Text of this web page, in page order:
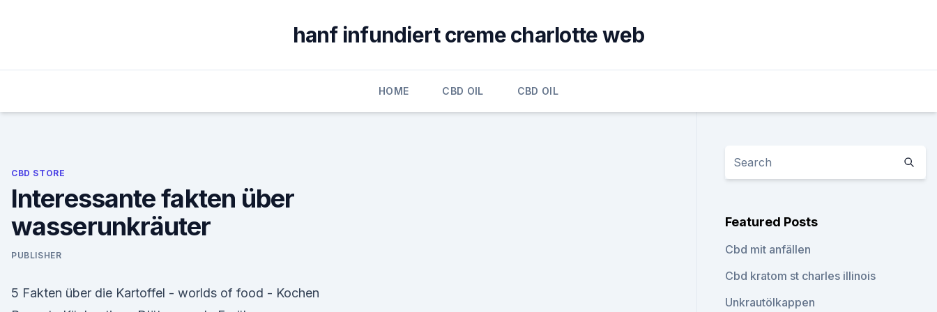
hanf infundiert creme charlotte web
HOME CBD OIL CBD OIL
CBD STORE
Interessante fakten über
wasserunkräuter
PUBLISHER
5 Fakten über die Kartoffel - worlds of food - Kochen
Featured Posts
Cbd mit anfällen
Cbd kratom st charles illinois
Unkrautölkappen